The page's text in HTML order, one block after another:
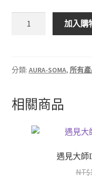
加入購
分類: AURA-SOMA, 所有
相關商品
遇見大師
NT$